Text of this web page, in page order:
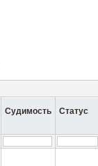
Судимость Статус